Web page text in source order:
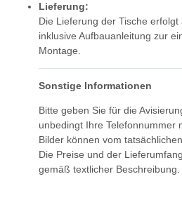
Lieferung:
Die Lieferung der Tische erfolgt
inklusive Aufbauanleitung zur
Montage.
Sonstige Informationen
Bitte geben Sie für die
unbedingt Ihre Telefonnummer
Bilder können vom
Die Preise und der
gemäß textlicher Beschreibung.